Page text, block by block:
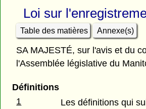
Loi sur
Table des matières Annexe(s)
SA MAJESTÉ, sur l'avis et du
l'Assemblée législative du
Définitions
1
Les définitions qui